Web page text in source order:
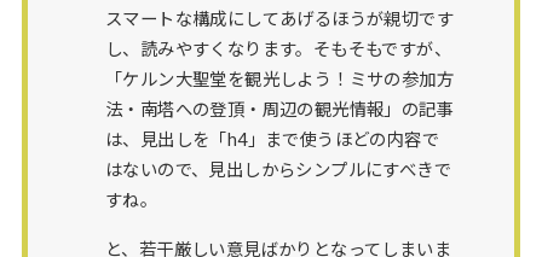
スマートな構成にしてあげるほうが親切です
し、読みやすくなります。そもそもですが、
「ケルン大聖堂を観光しよう！ミサの参加方
法・南塔への登頂・周辺の観光情報」の記事
は、見出しを「h4」まで使うほどの内容で
はないので、見出しからシンプルにすべきで
すね。
と、若干厳しい意見ばかりとなってしまいま